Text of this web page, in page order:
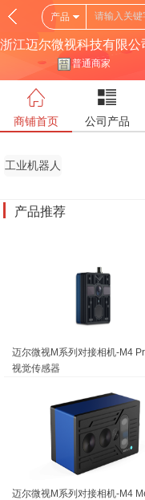
产品
浙江迈尔微视科技有限公
普通商家
商铺首页 公司产品
工业机器人
产品推荐
迈尔微视M系列对接相机-M4
视觉传感器
迈尔微视M系列对接相机-M4